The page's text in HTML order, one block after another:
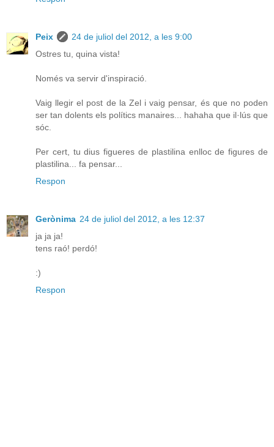
Peix
24 de juliol del 2012, a les 9:00
Ostres tu, quina vista!
Només va servir d'inspiració.
Vaig llegir el post de la Zel i vaig pensar, és que no poden
ser tan dolents els polítics manaires... hahaha que il·lús que
sóc.
Per cert, tu dius figueres de plastilina enlloc de figures de
plastilina... fa pensar...
Respon
Gerònima 24 de juliol del 2012, a les 12:37
ja ja ja!
tens raó! perdó!
:)
Respon